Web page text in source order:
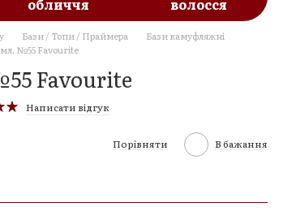
обличчя волосся
Бази / Топи / Праймера
Бази камуфляжні
№55 Favourite
Favourite
Написати відгук
Порівняти В бажання